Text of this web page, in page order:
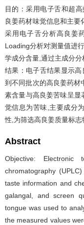
目的：采用电子舌和超
良姜药材味觉信息和主要
采用电子舌分析高良姜
Loading分析对测量值进
学成分含量,通过主成分分
结果：电子舌结果显示
到不同批次的高良姜药材
素含量与高良姜苦味呈显
觉信息为苦味,主要成分
性,为筛选高良姜质量标志
Abstract
Objective: Electronic
chromatography
taste information and
galangal, and screen
tongue was used to
the measured values